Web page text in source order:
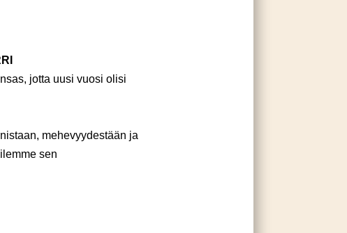
jotta uusi vuosi olisi
mehevyydestään ja
sen